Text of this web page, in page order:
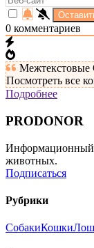
0 комментариев
Посмотреть все
Подробнее
PRODONOR
Информационный
животных.
Подписаться
Рубрики
СобакиКошки